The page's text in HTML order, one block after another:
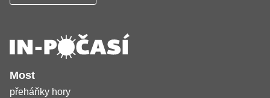
Most
přeháňky hory